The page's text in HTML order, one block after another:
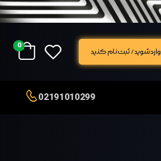
وارد شوید / ثبت نام کنید
0
02191010299